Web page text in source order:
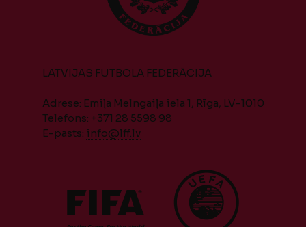
LATVIJAS FUTBOLA FEDERĀCIJA
Adrese: Emiļa Melngaiļa iela 1, Rīga, LV-1010
Telefons: +371 28 5598 98
E-pasts: info@lff.lv